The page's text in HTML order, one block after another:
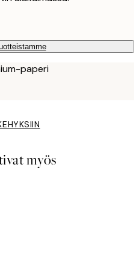
paperi
myös